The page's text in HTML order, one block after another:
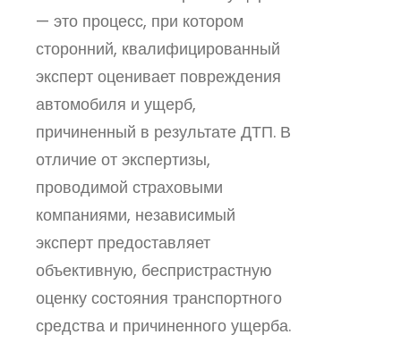
— это процесс, при котором
сторонний, квалифицированный
эксперт оценивает повреждения
автомобиля и ущерб,
причиненный в результате ДТП. В
отличие от экспертизы,
проводимой страховыми
компаниями, независимый
эксперт предоставляет
объективную, беспристрастную
оценку состояния транспортного
средства и причиненного ущерба.